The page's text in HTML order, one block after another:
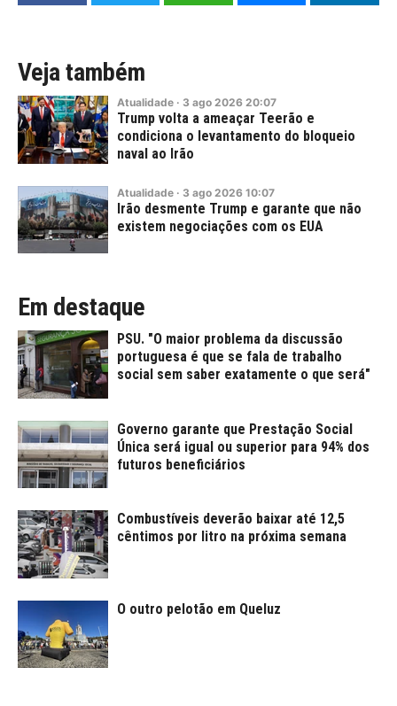
Veja também
Atualidade · 3 ago 2026 20:07
Trump volta a ameaçar Teerão e
condiciona o levantamento do bloqueio
naval ao Irão
Atualidade · 3 ago 2026 10:07
Irão desmente Trump e garante que não
existem negociações com os EUA
Em destaque
PSU. "O maior problema da discussão
portuguesa é que se fala de trabalho
social sem saber exatamente o que será"
Governo garante que Prestação Social
Única será igual ou superior para 94% dos
futuros beneficiários
Combustíveis deverão baixar até 12,5
cêntimos por litro na próxima semana
O outro pelotão em Queluz